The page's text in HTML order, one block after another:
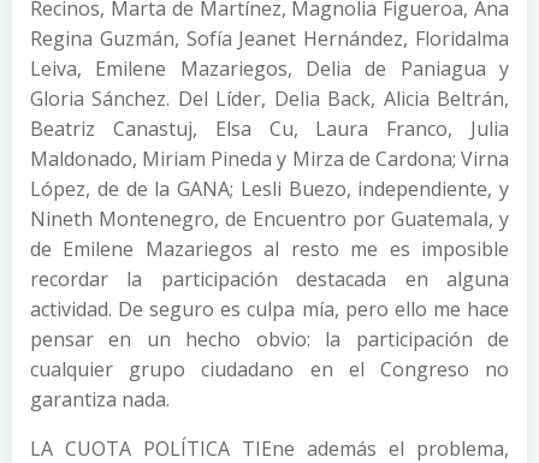
Recinos, Marta de Martínez, Magnolia Figueroa, Ana
Regina Guzmán, Sofía Jeanet Hernández, Floridalma
Leiva, Emilene Mazariegos, Delia de Paniagua y
Gloria Sánchez. Del Líder, Delia Back, Alicia Beltrán,
Beatriz Canastuj, Elsa Cu, Laura Franco, Julia
Maldonado, Miriam Pineda y Mirza de Cardona; Virna
López, de de la GANA; Lesli Buezo, independiente, y
Nineth Montenegro, de Encuentro por Guatemala, y
de Emilene Mazariegos al resto me es imposible
recordar la participación destacada en alguna
actividad. De seguro es culpa mía, pero ello me hace
pensar en un hecho obvio: la participación de
cualquier grupo ciudadano en el Congreso no
garantiza nada.
LA CUOTA POLÍTICA TIEne además el problema,